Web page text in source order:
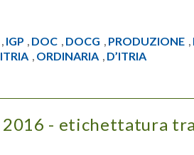
, IGP , DOC , DOCG , PRODUZIONE ,
ITRIA , ORDINARIA , D’ITRIA
2016 - etichettatura